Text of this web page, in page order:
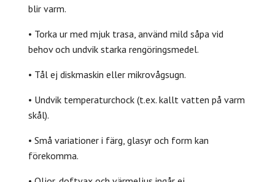
blir varm.
• Torka ur med mjuk trasa, använd mild såpa vid
behov och undvik starka rengöringsmedel.
• Tål ej diskmaskin eller mikrovågsugn.
• Undvik temperaturchock (t.ex. kallt vatten på varm
skål).
• Små variationer i färg, glasyr och form kan
förekomma.